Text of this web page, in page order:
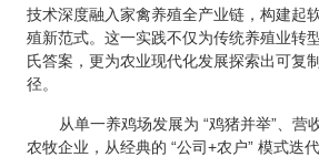
技术深度融入家禽养殖全产业链，构建起
殖新范式。这一实践不仅为传统养殖业转
氏答案，更为农业现代化发展探索出可复
径。
从单一养鸡场发展为 “鸡猪并举”、营
农牧企业，从经典的 “公司+农户” 模式迭